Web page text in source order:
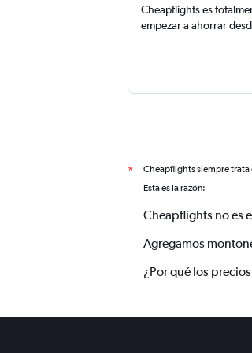
Cheapflights es
empezar a ahorrar
* Cheapflights siempre
Esta es la razón:
Cheapflights no es
Agregamos
¿Por qué los